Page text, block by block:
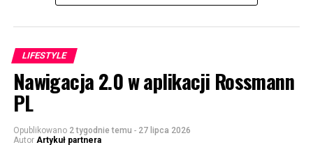
LIFESTYLE
Nawigacja 2.0 w aplikacji Rossmann
PL
Opublikowano 2 tygodnie temu - 27 lipca 2026
Autor Artykuł partnera